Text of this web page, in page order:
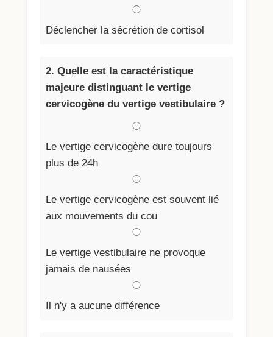
Déclencher la sécrétion de cortisol
2. Quelle est la caractéristique
majeure distinguant le vertige
cervicogène du vertige vestibulaire ?
Le vertige cervicogène dure toujours
plus de 24h
Le vertige cervicogène est souvent lié
aux mouvements du cou
Le vertige vestibulaire ne provoque
jamais de nausées
Il n'y a aucune différence